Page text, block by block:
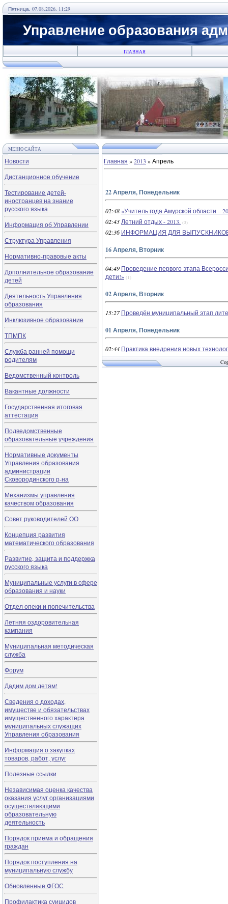
Пятница, 07.08.2026, 11:29
Управление образования
ГЛАВНАЯ
МЕНЮ САЙТА
Новости
Дистанционное обучение
Тестирование детей-
иностранцев на знание
русского языка
Информация об Управлении
Структура Управления
Нормативно-правовые акты
Дополнительное образование
детей
Деятельность Управления
образования
Инклюзивное образование
ТПМПК
Служба ранней помощи
родителям
Ведомственный контроль
Вакантные должности
Государственная итоговая
аттестация
Подведомственные
образовательные учреждения
Нормативные документы
Управления образования
администрации
Сковородинского р-на
Механизмы управления
качеством образования
Совет руководителей ОО
Концепция развития
математического образования
Развитие, защита и поддержка
русского языка
Муниципальные услуги в сфере
образования и науки
Отдел опеки и попечительства
Летняя оздоровительная
кампания
Муниципальная методическая
служба
Форум
Дадим дом детям!
Сведения о доходах,
имуществе и обязательствах
имущественного характера
муниципальных служащих
Управления образования
Информация о закупках
товаров, работ, услуг
Полезные ссылки
Независимая оценка качества
оказания услуг организациями
осуществляющими
образовательную
деятельность
Порядок приема и обращения
граждан
Порядок поступления на
муниципальную службу
Обновленные ФГОС
Профилактика суицидов
Главная »2013 »Апрель
22 Апреля, Понедельник
02:48 «Учитель года Амурской области –
02:43 Летний отдых - 2013. (0)
02:36 ИНФОРМАЦИЯ ДЛЯ ВЫПУСКНИКОВ
16 Апреля, Вторник
04:49 Проведение первого этапа
дети!» (1)
02 Апреля, Вторник
15:27 Проведён муниципальный этап
01 Апреля, Понедельник
02:44 Практика внедрения новых